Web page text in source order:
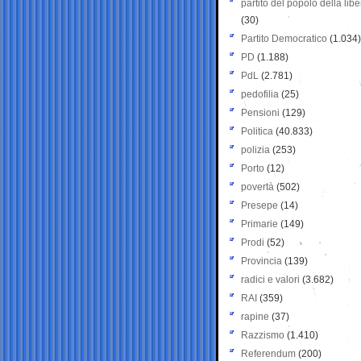
partito del popolo della
(30)
Partito Democratico (1.034)
PD (1.188)
PdL (2.781)
pedofilia (25)
Pensioni (129)
Politica (40.833)
polizia (253)
Porto (12)
povertà (502)
Presepe (14)
Primarie (149)
Prodi (52)
Provincia (139)
radici e valori (3.682)
RAI (359)
rapine (37)
Razzismo (1.410)
Referendum (200)